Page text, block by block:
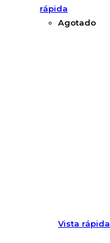
rápida
Agotado
Vista rápida